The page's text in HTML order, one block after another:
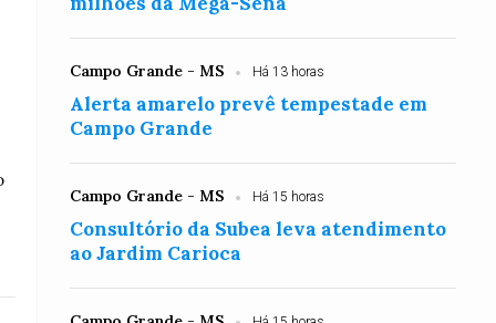
Campo Grande - MS Há 13 horas
Alerta amarelo prevê tempestade em
Campo Grande
Campo Grande - MS Há 15 horas
Consultório da Subea leva atendimento
ao Jardim Carioca